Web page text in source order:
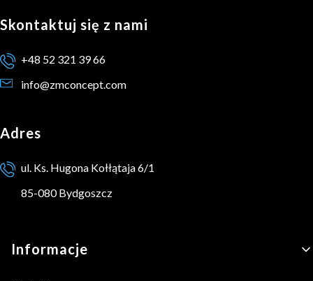
Skontaktuj się z nami
+48 52 321 39 66
info@zmconcept.com
Adres
ul. Ks. Hugona Kołłątaja 6/1
85-080 Bydgoszcz
Linki w stopce
Informacje